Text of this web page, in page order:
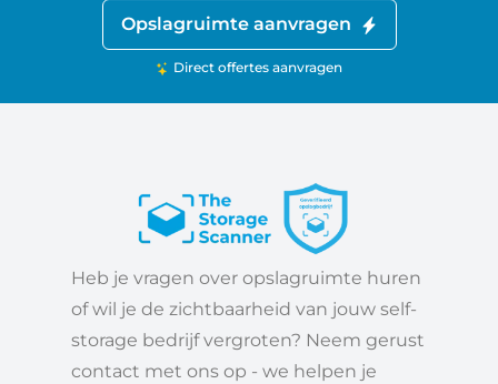
Opslagruimte aanvragen
Direct offertes aanvragen
Heb je vragen over opslagruimte huren
of wil je de zichtbaarheid van jouw self-
storage bedrijf vergroten? Neem gerust
contact met ons op - we helpen je